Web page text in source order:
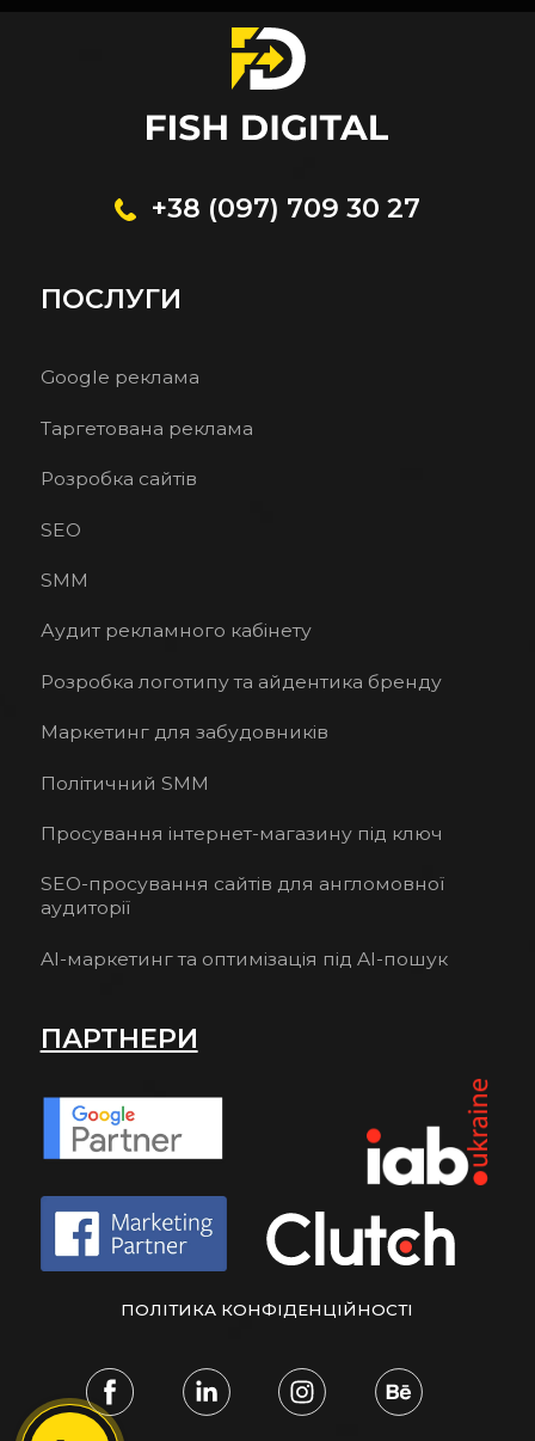
+38 (097) 709 30 27
ПОСЛУГИ
Google реклама
Таргетована реклама
Розробка сайтів
SEO
SMM
Аудит рекламного кабінету
Розробка логотипу та айдентика бренду
Маркетинг для забудовників
Політичний SMM
Просування інтернет-магазину під ключ
SEO-просування сайтів для англомовної
аудиторії
AI-маркетинг та оптимізація під AI-пошук
ПАРТНЕРИ
ПОЛІТИКА КОНФІДЕНЦІЙНОСТІ